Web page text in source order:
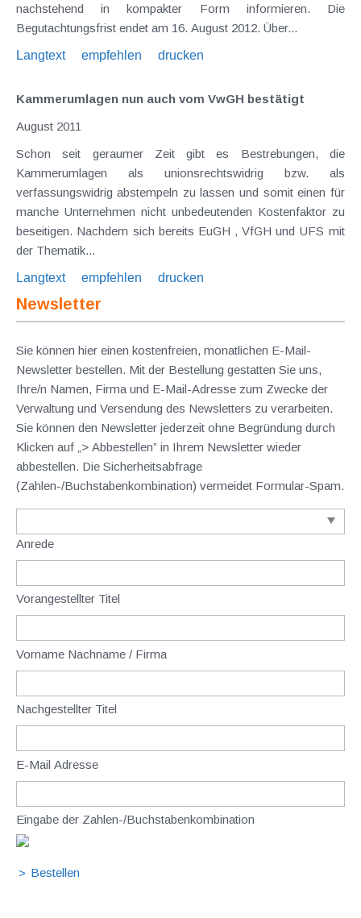
nachstehend in kompakter Form informieren. Die
Begutachtungsfrist endet am 16. August 2012. Über...
Langtext
empfehlen drucken
Kammerumlagen nun auch vom VwGH bestätigt
August 2011
Schon seit geraumer Zeit gibt es Bestrebungen, die
Kammerumlagen als unionsrechtswidrig bzw. als
verfassungswidrig abstempeln zu lassen und somit einen für
manche Unternehmen nicht unbedeutenden Kostenfaktor zu
beseitigen. Nachdem sich bereits EuGH , VfGH und UFS mit
der Thematik...
Langtext
empfehlen drucken
Newsletter
Sie können hier einen kostenfreien, monatlichen E-Mail-
Newsletter bestellen. Mit der Bestellung gestatten Sie uns,
Ihre/n Namen, Firma und E-Mail-Adresse zum Zwecke der
Verwaltung und Versendung des Newsletters zu verarbeiten.
Sie können den Newsletter jederzeit ohne Begründung durch
Klicken auf „> Abbestellen” in Ihrem Newsletter wieder
abbestellen. Die Sicherheitsabfrage
(Zahlen-/Buchstabenkombination) vermeidet Formular-Spam.
Anrede
Vorangestellter Titel
Vorname Nachname / Firma
Nachgestellter Titel
E-Mail Adresse
Eingabe der Zahlen-/Buchstabenkombination